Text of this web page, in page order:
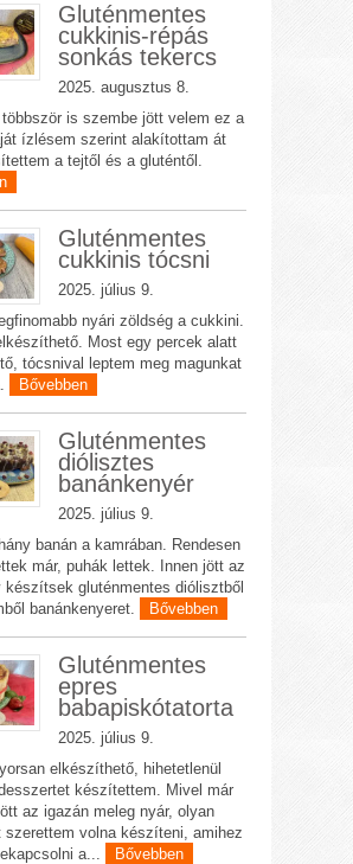
Gluténmentes
cukkinis-répás
sonkás tekercs
2025. augusztus 8.
többször is szembe jött velem ez a
ízlésem szerint alakítottam át
a tejtől és a gluténtől.
Gluténmentes
cukkinis tócsni
2025. július 9.
nyári zöldség a cukkini.
Most egy percek alatt
tócsnival leptem meg magunkat
Bővebben
Gluténmentes
diólisztes
banánkenyér
2025. július 9.
banán a kamrában. Rendesen
már, puhák lettek. Innen jött az
készítsek gluténmentes diólisztből
banánkenyeret.
Bővebben
Gluténmentes
epres
babapiskótatorta
2025. július 9.
elkészíthető, hihetetlenül
készítettem. Mivel már
az igazán meleg nyár, olyan
szerettem volna készíteni, amihez
a...
Bővebben